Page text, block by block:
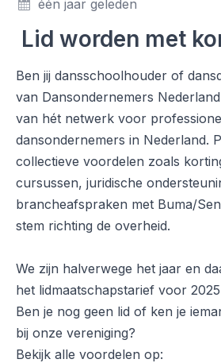
één jaar geleden
Lid worden met
Ben jij dansschoolhouder of
van Dansondernemers
van hét netwerk voor
dansondernemers in Nederland.
collectieve voordelen zoals
cursussen, juridische
brancheafspraken met Buma/
stem richting de overheid.
We zijn halverwege het jaar en
het lidmaatschapstarief voor
Ben je nog geen lid of ken je
bij onze vereniging?
Bekijk alle voordelen op: